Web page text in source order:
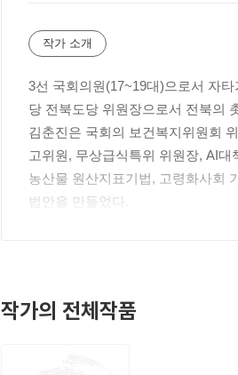
작가 소개
3선 국회의원(17~19대)으로서 자
당 전북도당 위원장으로서 전북의
김춘진은 국회의 보건복지위원회
고위원, 무상급식특위 위원장, AI
농산물 원산지표기법, 고령화사회
법안을 만들었다.
그 결과 제18대 국회 대한민국헌
동력과 직결되는 사업에 팔을 걷어
갖고, 6백 쪽 가까운 대통령 전북
작가의 전체작품